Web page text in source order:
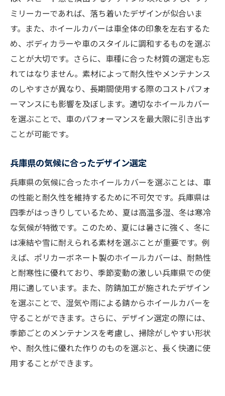
車の価値を高めるホイールカバー選び
ミリーカーであれば、落ち着いたデザインが似合いま
す。また、ホイールカバーは車全体の印象を左右するた
め、ボディカラーや車のスタイルに調和するものを選ぶ
ことが大切です。さらに、車種に合った材質の選定も忘
れてはなりません。素材によって耐久性やメンテナンス
のしやすさが異なり、長期間使用する際のコストパフォ
ーマンスにも影響を及ぼします。適切なホイールカバー
を選ぶことで、車のパフォーマンスを最大限に引き出す
ことが可能です。
兵庫県の気候に合ったデザイン選定
兵庫県の気候に合ったホイールカバーを選ぶことは、車
の性能と耐久性を維持するために不可欠です。兵庫県は
四季がはっきりしているため、夏は高温多湿、冬は寒冷
な気候が特徴です。このため、夏には暑さに強く、冬に
は凍結や雪に耐えられる素材を選ぶことが重要です。例
えば、ポリカーボネート製のホイールカバーは、耐熱性
と耐寒性に優れており、季節変動の激しい兵庫県での使
用に適しています。また、防錆加工が施されたデザイン
を選ぶことで、湿気や雨による錆からホイールカバーを
守ることができます。さらに、デザイン選定の際には、
季節ごとのメンテナンスを考慮し、掃除がしやすい形状
や、耐久性に優れた作りのものを選ぶと、長く快適に使
用することができます。